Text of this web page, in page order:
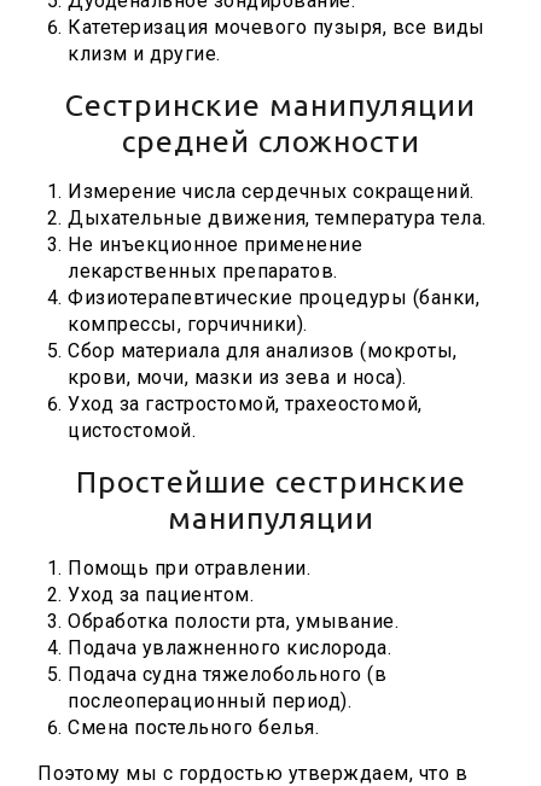
Катетеризация мочевого пузыря, все виды
клизм и другие.
Сестринские манипуляции
средней сложности
Измерение числа сердечных сокращений.
Дыхательные движения, температура тела.
Не инъекционное применение
лекарственных препаратов.
Физиотерапевтические процедуры (банки,
компрессы, горчичники).
Сбор материала для анализов (мокроты,
крови, мочи, мазки из зева и носа).
Уход за гастростомой, трахеостомой,
цистостомой.
Простейшие сестринские
манипуляции
Помощь при отравлении.
Уход за пациентом.
Обработка полости рта, умывание.
Подача увлажненного кислорода.
Подача судна тяжелобольного (в
послеоперационный период).
Смена постельного белья.
Поэтому мы с гордостью утверждаем, что в